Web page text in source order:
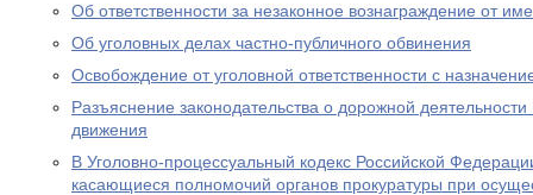
Об ответственности за незаконное вознаграждение от
Об уголовных делах частно-публичного обвинения
Освобождение от уголовной ответственности с
Разъяснение законодательства о дорожной
движения
В Уголовно-процессуальный кодекс Российской
касающиеся полномочий органов прокуратуры при